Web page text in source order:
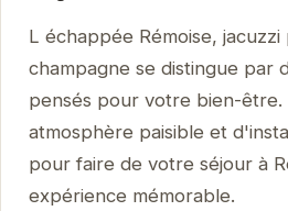
L échappée Rémoise,
champagne se distingue par
pensés pour votre bien-
atmosphère paisible et
pour faire de votre séjour à
expérience mémorable.